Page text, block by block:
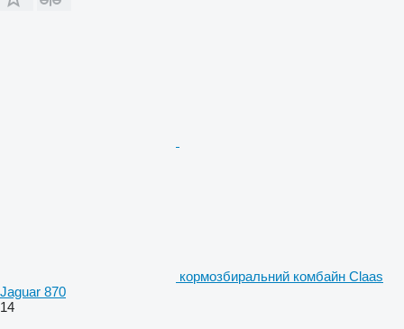
кормозбиральний комбайн Claas
Jaguar 870
14